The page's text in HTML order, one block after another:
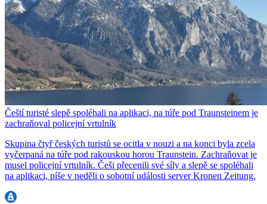
Čeští turisté slepě spoléhali na aplikaci, na túře pod Traunsteinem je
zachraňoval policejní vrtulník
Skupina čtyř českých turistů se ocitla v nouzi a na konci byla zcela
vyčerpaná na túře pod rakouskou horou Traunstein. Zachraňovat je
musel policejní vrtulník. Češi přecenili své síly a slepě se spoléhali
na aplikaci, píše v neděli o sobotní události server Kronen Zeitung.